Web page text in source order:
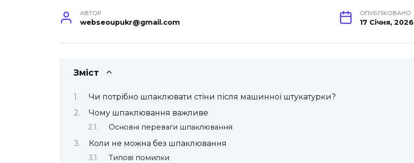
АВТОР
webseoupukr@gmail.com
ОПУБЛІКОВАНО
17 Січня, 2026
Зміст
Чи потрібно шпаклювати стіни після машинної штукатурки?
Чому шпаклювання важливе
Основні переваги шпаклювання
Коли не можна без шпаклювання
Типові помилки